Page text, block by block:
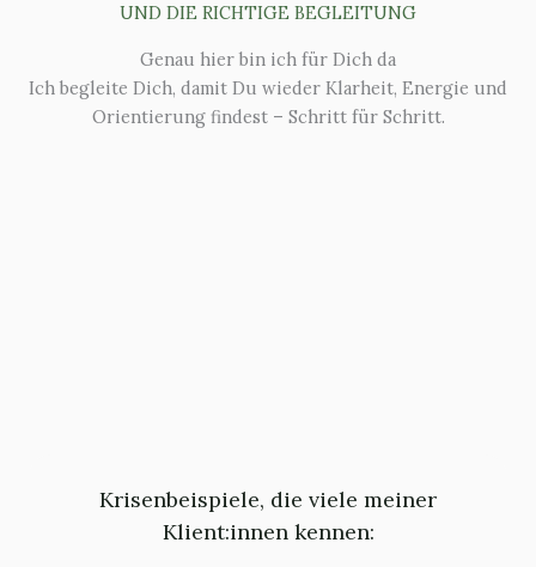
UND DIE RICHTIGE BEGLEITUNG
Genau hier bin ich für Dich da
Ich begleite Dich, damit Du wieder Klarheit, Energie und
Orientierung findest – Schritt für Schritt.
Krisenbeispiele, die viele meiner
Klient:innen kennen: